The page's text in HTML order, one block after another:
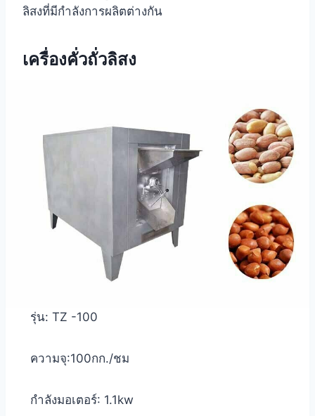
ลิสงที่มีกำลังการผลิตต่างกัน
เครื่องคั่วถั่วลิสง
รุ่น: TZ -100
ความจุ:100กก./ชม
กำลังมอเตอร์: 1.1kw